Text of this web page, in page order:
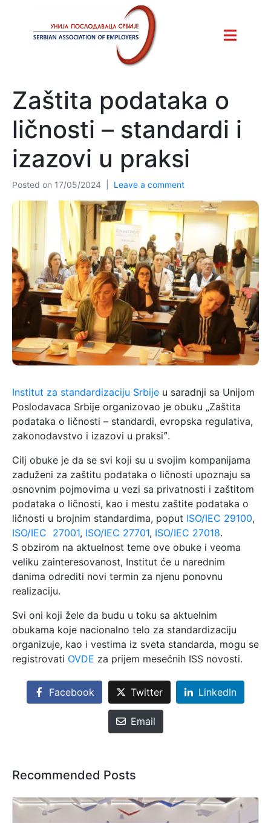
Zaštita podataka o
ličnosti – standardi i
izazovi u praksi
Posted on 17/05/2024 Leave a comment
Institut za standardizaciju Srbije u saradnji sa Unijom
Poslodavaca Srbije organizovao je obuku „Zaštita
podataka o ličnosti – standardi, evropska regulativa,
zakonodavstvo i izazovi u praksiˮ.
Cilj obuke je da se svi koji su u svojim kompanijama
zaduženi za zaštitu podataka o ličnosti upoznaju sa
osnovnim pojmovima u vezi sa privatnosti i zaštitom
podataka o ličnosti, kao i mestu zaštite podataka o
ličnosti u brojnim standardima, poput ISO/IEC 29100,
ISO/IEC 27001, ISO/IEC 27701, ISO/IEC 27018.
S obzirom na aktuelnost teme ove obuke i veoma
veliku zainteresovanost, Institut će u narednim
danima odrediti novi termin za njenu ponovnu
realizaciju.
Svi oni koji žele da budu u toku sa aktuelnim
obukama koje nacionalno telo za standardizaciju
organizuje, kao i vestima iz sveta standarda, mogu se
registrovati OVDE za prijem mesečnih ISS novosti.
Facebook Twitter LinkedIn
Email
Recommended Posts